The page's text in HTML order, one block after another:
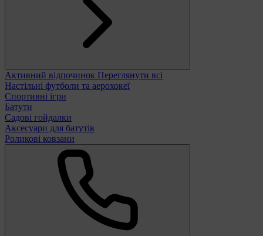
Активний відпочинок Переглянути всі
Настільні футболи та аерохокеї
Спортивні ігри
Батути
Садові гойдалки
Аксесуари для батутів
Роликові ковзани